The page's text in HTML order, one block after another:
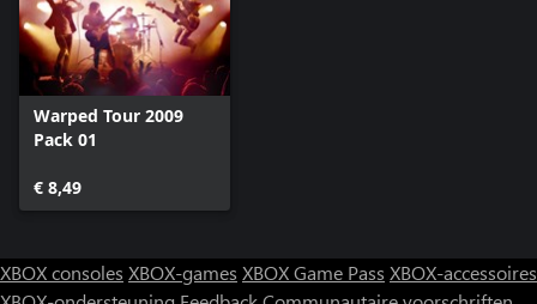
Warped Tour 2009
Pack 01
€ 8,49
XBOX consoles XBOX-games XBOX Game Pass XBOX-accessoires